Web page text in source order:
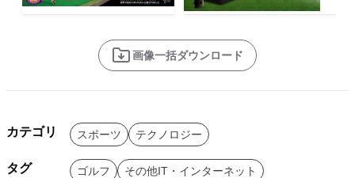
画像一括ダウンロード
カテゴリ スポーツ テクノロジー
タグ ゴルフ その他IT・インターネット